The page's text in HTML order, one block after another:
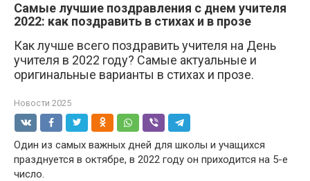
Самые лучшие поздравления с днем учителя
2022: как поздравить в стихах и в прозе
Как лучше всего поздравить учителя на День
учителя в 2022 году? Самые актуальные и
оригинальные варианты в стихах и прозе.
Новости 2025
Один из самых важных дней для школы и учащихся
празднуется в октябре, в 2022 году он приходится на 5-е
число.